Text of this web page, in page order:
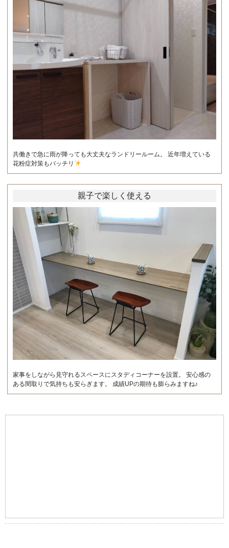
共働きで急に雨が降っても大丈夫なランドリールーム。 近年増えている
花粉症対策もバッチリ
親子で楽しく使える
家事をしながら見守れるスペースにスタディコーナーを設置。 安心感の
ある間取りで気持ちも安らぎます。 成績UPの期待も膨らみますね♪